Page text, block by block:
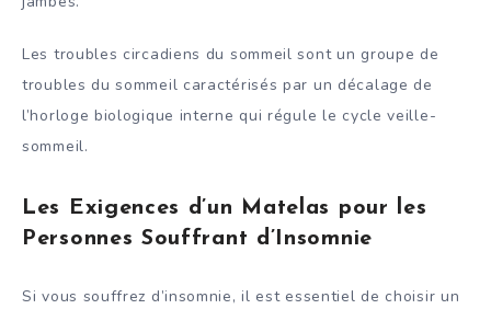
Les troubles circadiens du sommeil sont un groupe de
troubles du sommeil caractérisés par un décalage de
l’horloge biologique interne qui régule le cycle veille-
sommeil.
Les Exigences d’un Matelas pour les
Personnes Souffrant d’Insomnie
Si vous souffrez d’insomnie, il est essentiel de choisir un